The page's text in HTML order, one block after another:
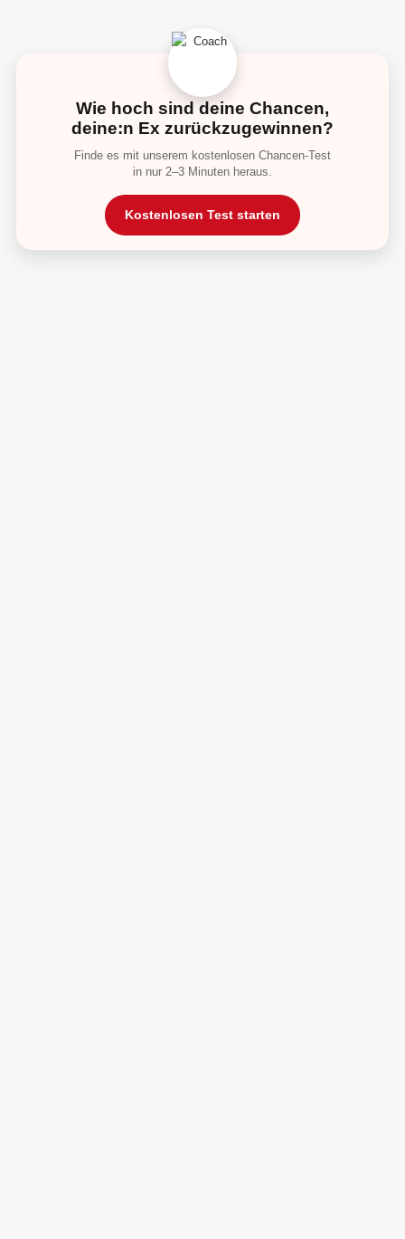
Wie hoch sind deine Chancen,
deine:n Ex zurückzugewinnen?
Finde es mit unserem kostenlosen Chancen-Test
in nur 2–3 Minuten heraus.
Kostenlosen Test starten